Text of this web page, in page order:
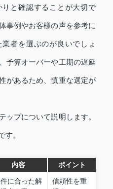
と確認することが大切で
事例やお客様の声を参考に
者を選ぶのが良いでしょ
予算オーバーや工期の遅延
があるため、慎重な選定が
ップについて説明します。
す。
内容 ポイント
に合った解
信頼性を重